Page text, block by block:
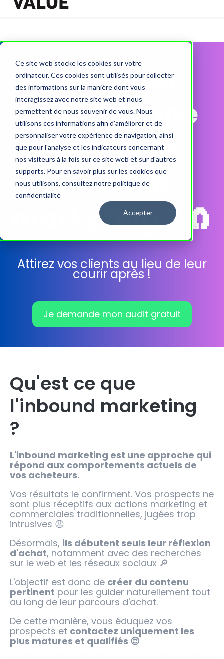
Ce site web stocke les cookies sur votre
ordinateur. Ces cookies sont utilisés pour collecter
des informations sur la manière dont vous
interagissez avec notre site web et nous
permettent de nous souvenir de vous. Nous
utilisons ces informations afin d'améliorer et de
personnaliser votre expérience de navigation, ainsi
que pour l'analyse et les indicateurs concernant
nos visiteurs à la fois sur ce site web et sur d'autres
supports. Pour en savoir plus sur les cookies que
nous utilisons, consultez notre politique de
confidentialité
Accepter
Pourquoi
adopter une
stratégie
inbound
marketing ? 🧲
Attirez vos clients au lieu de leur
courir après !
Je demande mon audit gratuit
Qu'est ce que
l'inbound marketing
?
L'inbound marketing est une approche qui
répond aux comportements actuels de
vos acheteurs.
Vos résultats le confirment. Vos prospects ne
sont plus réceptifs aux actions marketing et
commerciales traditionnelles, jugées trop
intrusives 😡
Désormais, ils débutent seuls leur réflexion
d'achat, notamment avec des recherches
sur le web et les réseaux sociaux 🔎
L'objectif est donc de créer du contenu
pertinent pour les guider naturellement tout
au long de leur parcours d'achat.
De cette manière, vous éduquez vos
prospects et contactez uniquement les
plus matures et qualifiés 😍